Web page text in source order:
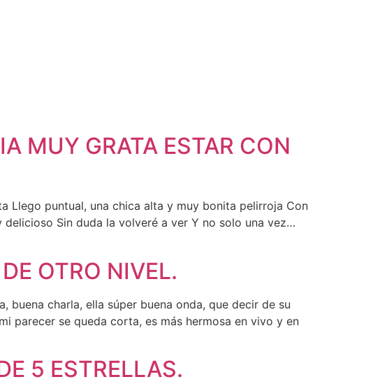
MUY GRATA ESTAR CON
Llego puntual, una chica alta y muy bonita pelirroja Con
Sin duda la volveré a ver Y no solo una vez…
OTRO NIVEL.
buena charla, ella súper buena onda, que decir de su
parecer se queda corta, es más hermosa en vivo y en
5 ESTRELLAS.